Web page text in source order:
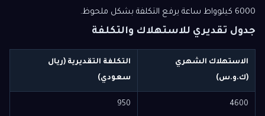
6000 كيلوواط ساعة يرفع التكلفة بشكل ملحوظ.
جدول تقديري للاستهلاك والتكلفة
الاستهلاك الشهري
(ك.و.س)
التكلفة التقديرية (ريال
سعودي)
4600
950